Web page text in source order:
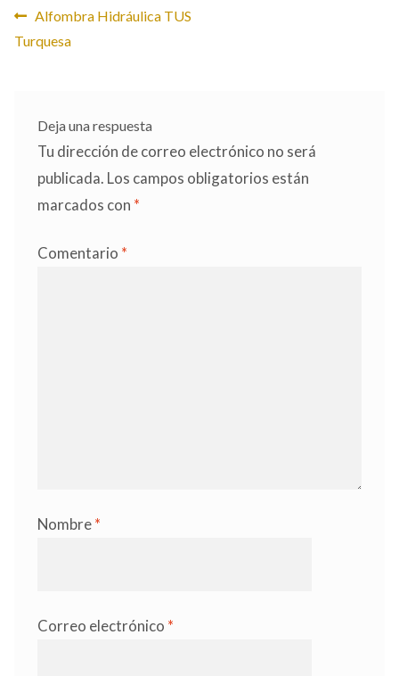
Navegación
de
Anterior:
Alfombra Hidráulica TUS
Turquesa
Deja una respuesta
Tu dirección de correo electrónico no será
publicada. Los campos obligatorios están
marcados con *
Comentario *
Nombre*
Correo electrónico *